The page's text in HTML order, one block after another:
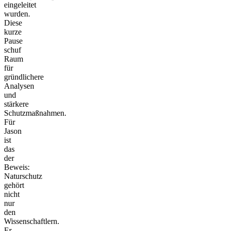
eingeleitet
wurden.
Diese
kurze
Pause
schuf
Raum
für
gründlichere
Analysen
und
stärkere
Schutzmaßnahmen.
Für
Jason
ist
das
der
Beweis:
Naturschutz
gehört
nicht
nur
den
Wissenschaftlern.